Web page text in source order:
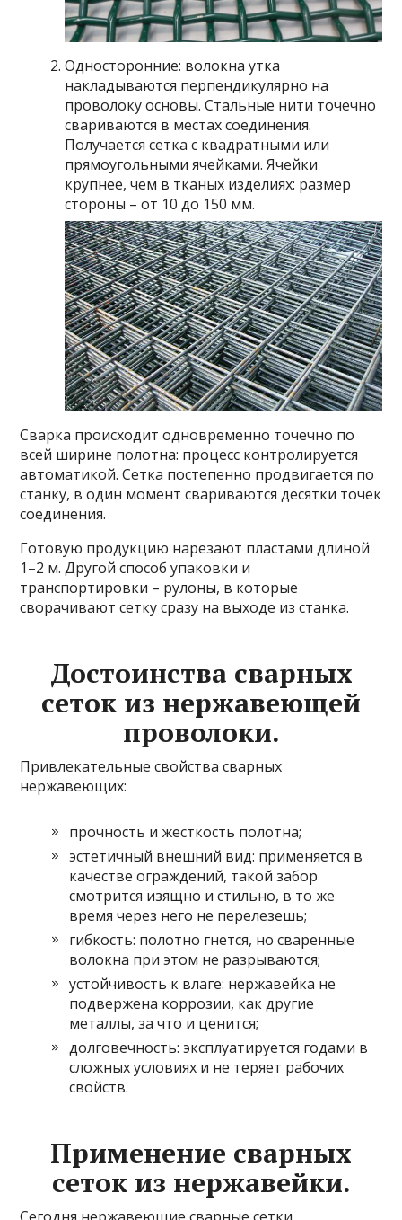
Односторонние: волокна утка
накладываются перпендикулярно на
проволоку основы. Стальные нити точечно
свариваются в местах соединения.
Получается сетка с квадратными или
прямоугольными ячейками. Ячейки
крупнее, чем в тканых изделиях: размер
стороны – от 10 до 150 мм.
Сварка происходит одновременно точечно по
всей ширине полотна: процесс контролируется
автоматикой. Сетка постепенно продвигается по
станку, в один момент свариваются десятки точек
соединения.
Готовую продукцию нарезают пластами длиной
1–2 м. Другой способ упаковки и
транспортировки – рулоны, в которые
сворачивают сетку сразу на выходе из станка.
Достоинства сварных
сеток из нержавеющей
проволоки.
Привлекательные свойства сварных
нержавеющих:
прочность и жесткость полотна;
эстетичный внешний вид: применяется в
качестве ограждений, такой забор
смотрится изящно и стильно, в то же
время через него не перелезешь;
гибкость: полотно гнется, но сваренные
волокна при этом не разрываются;
устойчивость к влаге: нержавейка не
подвержена коррозии, как другие
металлы, за что и ценится;
долговечность: эксплуатируется годами в
сложных условиях и не теряет рабочих
свойств.
Применение сварных
сеток из нержавейки.